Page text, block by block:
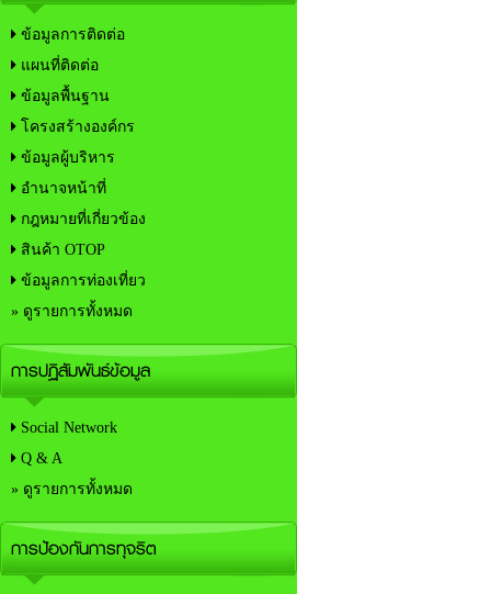
ข้อมูลการติดต่อ
แผนที่ติดต่อ
ข้อมูลพื้นฐาน
โครงสร้างองค์กร
ข้อมูลผู้บริหาร
อำนาจหน้าที่
กฎหมายที่เกี่ยวข้อง
สินค้า OTOP
ข้อมูลการท่องเที่ยว
» ดูรายการทั้งหมด
การปฏิสัมพันธ์ข้อมูล
Social Network
Q & A
» ดูรายการทั้งหมด
การป้องกันการทุจริต